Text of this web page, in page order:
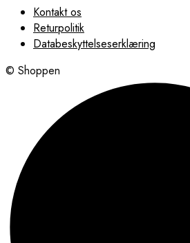
Kontakt os
Returpolitik
Databeskyttelseserklæring
© Shoppen